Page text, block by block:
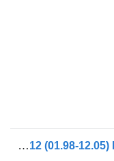
معدل نظام الفرامل الإلكترونية Knorr-Bremse FM12 (01.98-12.05) K021203 لـ الشاحنات Volvo FM7-FM12, FM, FMX (1998-2014)